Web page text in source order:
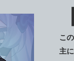
こ
主